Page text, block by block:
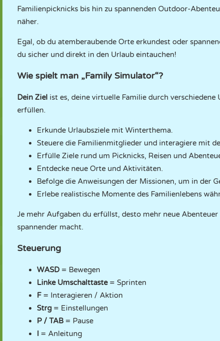
Familienpicknicks bis hin zu spannenden Outdoor-
näher.
Egal, ob du atemberaubende Orte erkundest oder
du sicher und direkt in den Urlaub eintauchen!
Wie spielt man „Family Simulator“?
Dein Ziel ist es, deine virtuelle Familie durch
erfüllen.
Erkunde Urlaubsziele mit Winterthema.
Steuere die Familienmitglieder und interagiere mit
Erfülle Ziele rund um Picknicks, Reisen und
Entdecke neue Orte und Aktivitäten.
Befolge die Anweisungen der Missionen, um in der
Erlebe realistische Momente des Familienlebens
Je mehr Aufgaben du erfüllst, desto mehr neue
spannender macht.
Steuerung
WASD = Bewegen
Linke Umschalttaste= Sprinten
F= Interagieren / Aktion
Strg = Einstellungen
P / TAB= Pause
I = Anleitung